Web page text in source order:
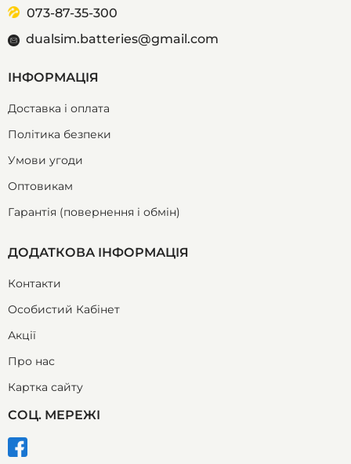
073-87-35-300
dualsim.batteries@gmail.com
ІНФОРМАЦІЯ
Доставка і оплата
Політика безпеки
Умови угоди
Оптовикам
Гарантія (повернення і обмін)
ДОДАТКОВА ІНФОРМАЦІЯ
Контакти
Особистий Кабінет
Акції
Про нас
Картка сайту
СОЦ. МЕРЕЖІ